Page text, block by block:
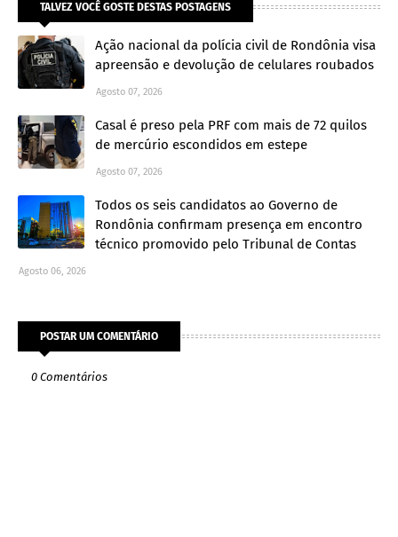
TALVEZ VOCÊ GOSTE DESTAS POSTAGENS
Ação nacional da polícia civil de Rondônia visa
apreensão e devolução de celulares roubados
Agosto 07, 2026
Casal é preso pela PRF com mais de 72 quilos
de mercúrio escondidos em estepe
Agosto 07, 2026
Todos os seis candidatos ao Governo de
Rondônia confirmam presença em encontro
técnico promovido pelo Tribunal de Contas
Agosto 06, 2026
POSTAR UM COMENTÁRIO
0 Comentários